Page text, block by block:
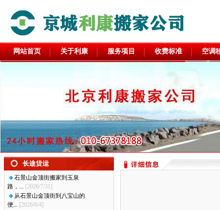
网站首页 关于利康 服务项目 收费标准 空调
石景山金顶街搬家到玉泉
路，... [2026/7/31]
从石景山金顶街到八宝山的
便... [2026/6/4]